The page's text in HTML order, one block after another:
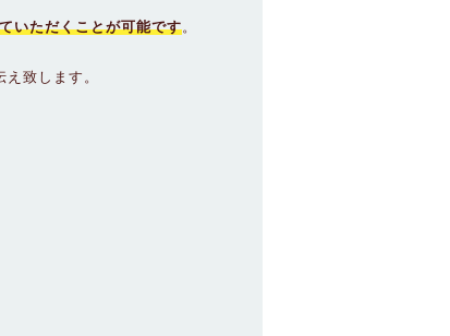
いただくことが可能です。
致します。